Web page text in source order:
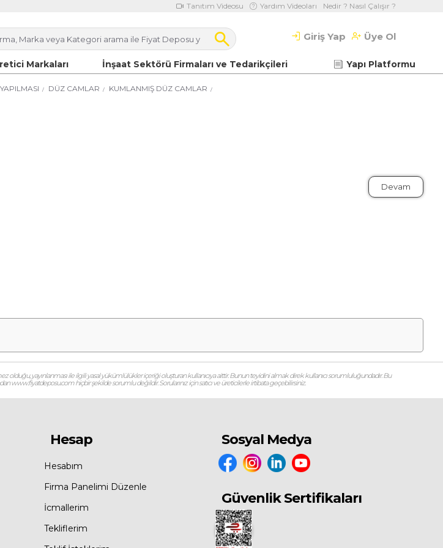
Tanıtım Videosu Yardım Videoları Nedir ? Nasıl Çalışır ?
Giriş Yap Üye Ol
Markaları İnşaat Sektörü Firmaları ve Tedarikçileri Yapı Platformu
DÜZ CAMLAR KUMLANMIŞ DÜZ CAMLAR
Devam
yayınlanması ile ilgili yasal yükümlülükler içeriği oluşturan kullanıcıya aittir. Bunun teyidini almak direk kullanıcı sorumluluğundadır. Bu
www.fiyatdeposu.com hiçbir şekilde sorumlu değildir. Sorularınız için satıcı ve üreticilerle irtibata geçebilirsiniz.
Hesap
Hesabım
Firma Panelimi Düzenle
İcmallerim
Tekliflerim
Sosyal Medya
Güvenlik Sertifikaları